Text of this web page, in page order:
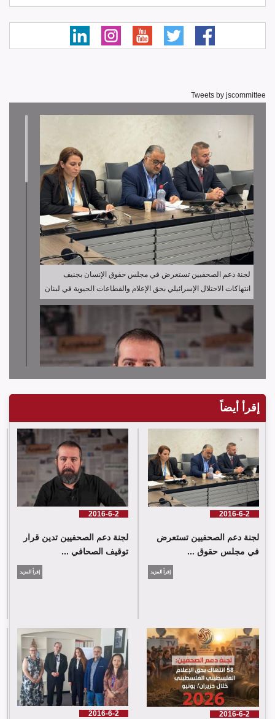
Tweets by jscommittee
لجنة دعم الصحفيين تستعرض في مجلس حقوق الإنسان بجنيف
انتهاكات الاحتلال الإسرائيلي بحق الإعلام والقطاعات الحيوية في لبنان
لجنة دعم الصحفيين تدين قرار توقيف الصحافي حسن عليق
لجنة دعم الصحفيين: 58 انتهاك بحق الإعلام الفلسطيني خلال حزيران/
يونيو 2026
إقرأ أيضاً
2016-6-2
لجنة دعم الصحفيين تستعرض
في مجلس حقوق ...
إقرأ المزيد
2016-6-2
لجنة دعم الصحفيين تدين قرار
توقيف الصحافي ...
إقرأ المزيد
2016-6-2
2016-6-2